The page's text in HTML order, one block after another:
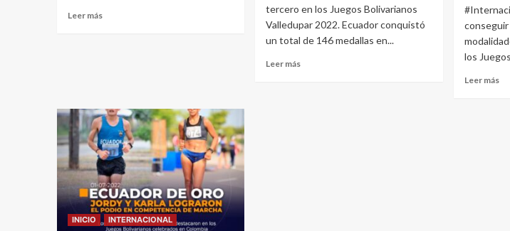
Leer más
tercero en los Juegos Bolivarianos
Valledupar 2022. Ecuador conquistó
un total de 146 medallas en...
Leer más
conseguir
los
Leer más
INICIO INTERNACIONAL